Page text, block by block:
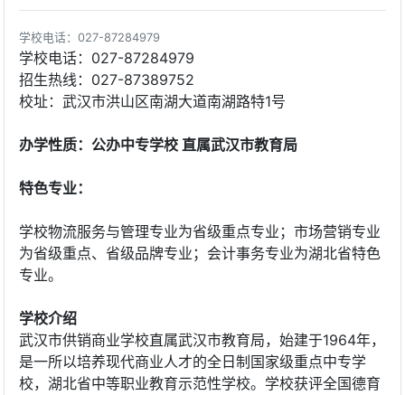
学校电话：027-87284979
学校电话：027-87284979
招生热线：027-87389752
校址：武汉市洪山区南湖大道南湖路特1号
办学性质：公办中专学校 直属武汉市教育局
特色专业：
学校物流服务与管理专业为省级重点专业；市场营销专业
为省级重点、省级品牌专业；会计事务专业为湖北省特色
专业。
学校介绍
武汉市供销商业学校直属武汉市教育局，始建于1964年，
是一所以培养现代商业人才的全日制国家级重点中专学
校，湖北省中等职业教育示范性学校。学校获评全国德育